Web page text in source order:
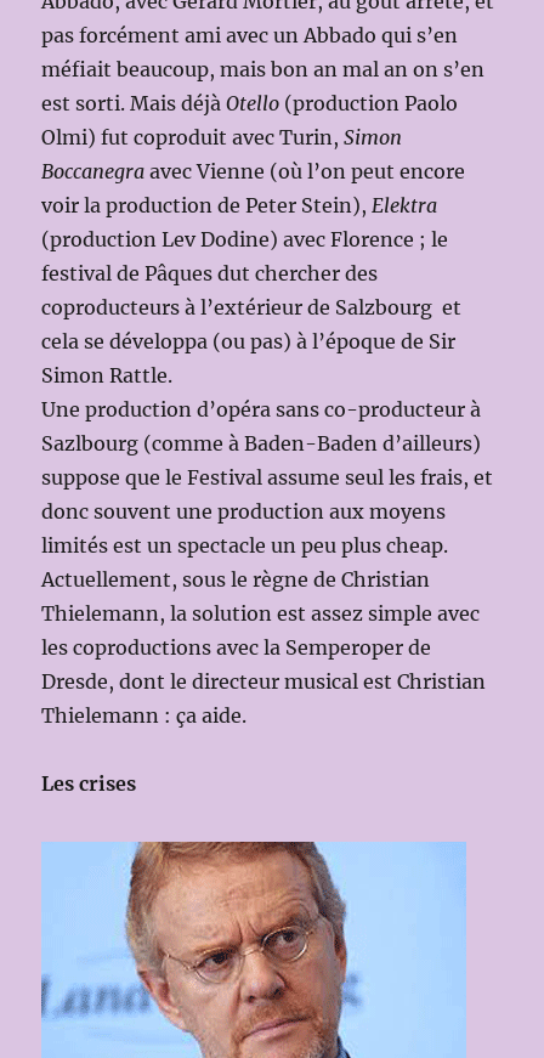
pas forcément ami avec un Abbado qui s’en
méfiait beaucoup, mais bon an mal an on s’en
est sorti. Mais déjàOtello (production Paolo
Olmi) fut coproduit avec Turin,Simon
Boccanegra avec Vienne (où l’on peut encore
voir la production de Peter Stein),Elektra
(production Lev Dodine) avec Florence ; le
festival de Pâques dut chercher des
coproducteurs à l’extérieur de Salzbourg et
cela se développa (ou pas) à l’époque de Sir
Simon Rattle.
Une production d’opéra sans co-producteur à
Sazlbourg (comme à Baden-Baden d’ailleurs)
suppose que le Festival assume seul les frais, et
donc souvent une production aux moyens
limités est un spectacle un peu plus cheap.
Actuellement, sous le règne de Christian
Thielemann, la solution est assez simple avec
les coproductions avec la Semperoper de
Dresde, dont le directeur musical est Christian
Thielemann : ça aide.
Les crises